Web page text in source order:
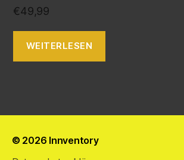
€49,99
WEITERLESEN
© 2026 Innventory